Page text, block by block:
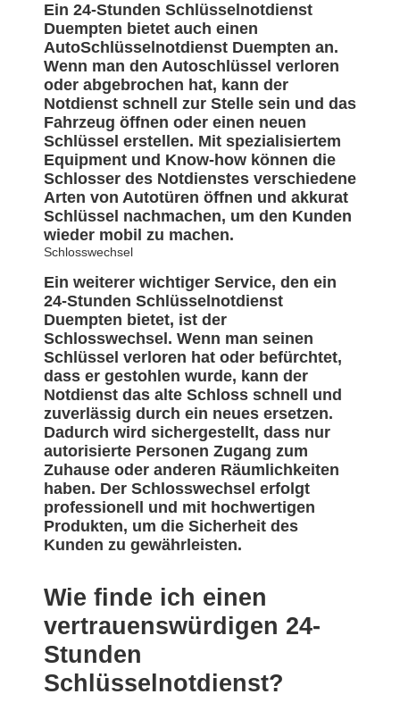
Ein 24-Stunden Schlüsselnotdienst
Duempten bietet auch einen
AutoSchlüsselnotdienst Duempten an.
Wenn man den Autoschlüssel verloren
oder abgebrochen hat, kann der
Notdienst schnell zur Stelle sein und das
Fahrzeug öffnen oder einen neuen
Schlüssel erstellen. Mit spezialisiertem
Equipment und Know-how können die
Schlosser des Notdienstes verschiedene
Arten von Autotüren öffnen und akkurat
Schlüssel nachmachen, um den Kunden
wieder mobil zu machen.
Schlosswechsel
Ein weiterer wichtiger Service, den ein
24-Stunden Schlüsselnotdienst
Duempten bietet, ist der
Schlosswechsel. Wenn man seinen
Schlüssel verloren hat oder befürchtet,
dass er gestohlen wurde, kann der
Notdienst das alte Schloss schnell und
zuverlässig durch ein neues ersetzen.
Dadurch wird sichergestellt, dass nur
autorisierte Personen Zugang zum
Zuhause oder anderen Räumlichkeiten
haben. Der Schlosswechsel erfolgt
professionell und mit hochwertigen
Produkten, um die Sicherheit des
Kunden zu gewährleisten.
Wie finde ich einen
vertrauenswürdigen 24-
Stunden
Schlüsselnotdienst?